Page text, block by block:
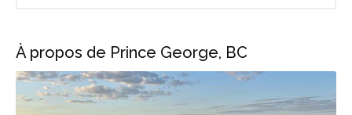
À propos de Prince George, BC